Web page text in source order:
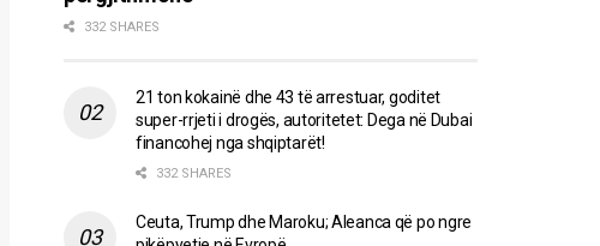
332 SHARES
21 ton kokainë dhe 43 të arrestuar, goditet
super-rrjeti i drogës, autoritetet: Dega në Dubai
financohej nga shqiptarët!
332 SHARES
Ceuta, Trump dhe Maroku; Aleanca që po ngre